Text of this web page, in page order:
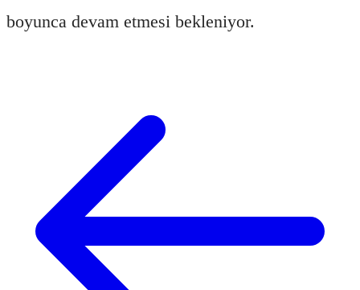
boyunca devam etmesi bekleniyor.